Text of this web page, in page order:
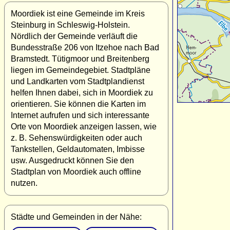
Moordiek ist eine Gemeinde im Kreis
Steinburg in Schleswig-Holstein.
Nördlich der Gemeinde verläuft die
Bundesstraße 206 von Itzehoe nach Bad
Bramstedt. Tütigmoor und Breitenberg
liegen im Gemeindegebiet. Stadtpläne
und Landkarten vom Stadtplandienst
helfen Ihnen dabei, sich in Moordiek zu
orientieren. Sie können die Karten im
Internet aufrufen und sich interessante
Orte von Moordiek anzeigen lassen, wie
z. B. Sehenswürdigkeiten oder auch
Tankstellen, Geldautomaten, Imbisse
usw. Ausgedruckt können Sie den
Stadtplan von Moordiek auch offline
nutzen.
Städte und Gemeinden in der Nähe: